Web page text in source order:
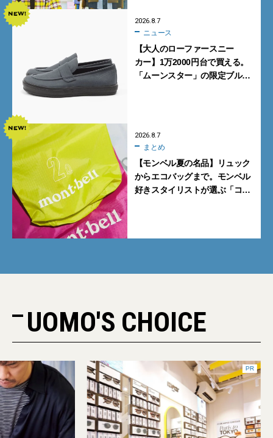
2026.8.7
ニュース
【大人のローファースニー
カー】1万2000円台で買える。
「ムーンスター」の限定ブルー
2026.8.7
まとめ
【モンベル夏の名品】リュック
からエコバッグまで。モンベル
好きスタイリストが選ぶ「コス
UOMO'S CHOICE
PR